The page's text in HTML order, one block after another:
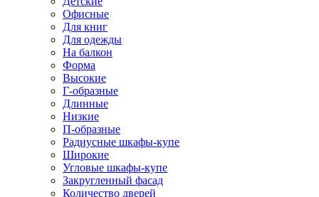
Офисные
Для книг
Для одежды
На балкон
Форма
Высокие
Г-образные
Длинные
Низкие
П-образные
Радиусные шкафы-купе
Широкие
Угловые шкафы-купе
Закругленный фасад
Количество дверей